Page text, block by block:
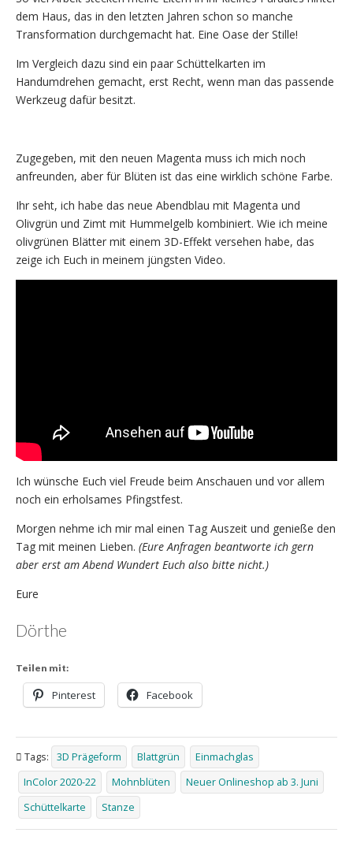
dem Haus, das in den letzten Jahren schon so manche
Transformation durchgemacht hat. Eine Oase der Stille!
Im Vergleich dazu sind ein paar Schüttelkarten im
Handumdrehen gemacht, erst Recht, wenn man das passende
Werkzeug dafür besitzt.
Zugegeben, mit den neuen Magenta muss ich mich noch
anfreunden, aber für Blüten ist das eine wirklich schöne Farbe.
Ihr seht, ich habe das neue Abendblau mit Magenta und
Olivgrün und Zimt mit Hummelgelb kombiniert. Wie ich meine
olivgrünen Blätter mit einem 3D-Effekt versehen habe, das
zeige ich Euch in meinem jüngsten Video.
Ich wünsche Euch viel Freude beim Anschauen und vor allem
noch ein erholsames Pfingstfest.
Morgen nehme ich mir mal einen Tag Auszeit und genieße den
Tag mit meinen Lieben. (Eure Anfragen beantworte ich gern
aber erst am Abend Wundert Euch also bitte nicht.)
Eure
Dörthe
Teilen mit:
Pinterest Facebook
Tags: 3D Prägeform Blattgrün
Einmachglas
InColor 2020-22
Mohnblüten
Neuer Onlineshop ab 3. Juni
Schüttelkarte
Stanze